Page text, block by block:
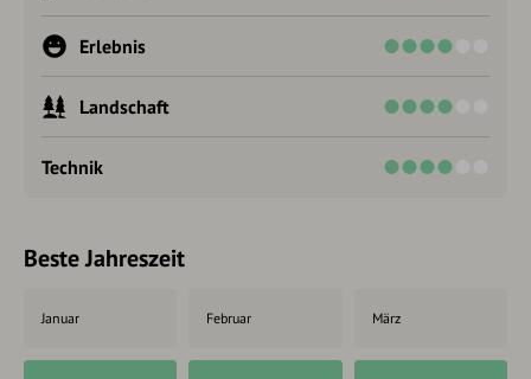
Erlebnis
Landschaft
Technik
Beste Jahreszeit
Januar Februar März